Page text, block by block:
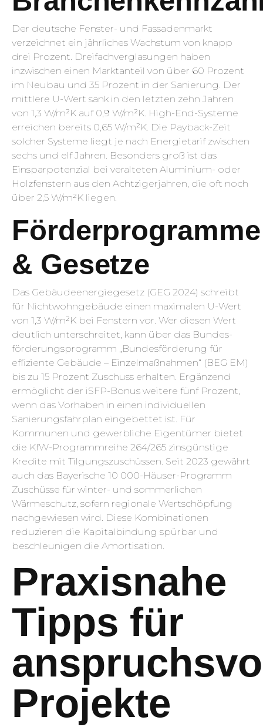
Der deutsche Fenster- und Fassadenmarkt
verzeichnet ein jährliches Wachstum von knapp
drei Prozent. Dreifach­verglasungen haben
inzwischen einen Marktanteil von über 60 Prozent
im Neubau und 35 Prozent in der Sanierung. Der
mittlere U-Wert sank in den letzten zehn Jahren
von 1,3 W/m²K auf 0,9 W/m²K. High-End-Systeme
erreichen bereits 0,65 W/m²K. Die Payback-Zeit
solcher Systeme liegt je nach Energietarif zwischen
sechs und elf Jahren. Besonders groß ist das
Einspar­potenzial bei veralteten Aluminium- oder
Holzfenstern aus den Achtzigerjahren, die oft noch
über 2,5 W/m²K liegen.
Förderprogramme
& Gesetze
Das Gebäudeenergiegesetz (GEG 2024) schreibt
für Nichtwohn­gebäude einen maximalen U-Wert
von 1,3 W/m²K bei Fenstern vor. Wer diesen Wert
deutlich unterschreitet, kann über das Bundes­
förderungsprogramm „Bundesförderung für
effiziente Gebäude – Einzelmaßnahmen“ (BEG EM)
bis zu 15 Prozent Zuschuss erhalten. Ergänzend
ermöglicht der iSFP-Bonus weitere fünf Prozent,
wenn das Vorhaben in einen individuellen
Sanierungsfahrplan eingebettet ist. Für
Kommunen und gewerb­liche Eigentümer bietet
die KfW-Programmreihe 264/265 zins­günstige
Kredite mit Tilgungs­zuschüssen. Seit 2023 gewährt
auch das Bayerische 10 000-Häuser-Programm
Zuschüsse für winter- und sommerlichen
Wärmeschutz, sofern regionale Wertschöpfung
nachgewiesen wird. Diese Kombi­nationen
reduzieren die Kapital­bindung spürbar und
beschleunigen die Amortisation.
Praxisnahe
Tipps für
Projekte